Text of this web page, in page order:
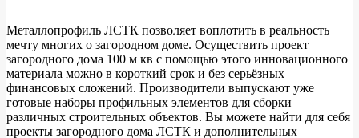
Металлопрофиль ЛСТК позволяет воплотить в реальность
мечту многих о загородном доме. Осуществить проект
загородного дома 100 м кв с помощью этого инновационного
материала можно в короткий срок и без серьёзных
финансовых сложений. Производители выпускают уже
готовые наборы профильных элементов для сборки
различных строительных объектов. Вы можете найти для себя
проекты загородного дома ЛСТК и дополнительных